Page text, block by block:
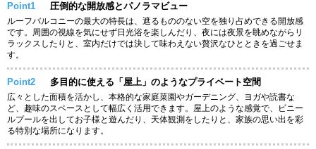
Point1 圧倒的な開放感とパノラマビュー
ルーフバルコニーの最大の特長は、遮るもののない空を独り占めできる開放感
です。周囲の視線を気にせず日光浴を楽しんだり、夜には夜景を眺めながらリ
ラックスしたりと、室内だけでは決して味わえない贅沢なひとときを過ごせま
す。
Point2 多目的に使える「屋上」のようなプライベート空間
広々とした面積を活かし、本格的な家庭菜園やガーデニング、ヨガや読書な
ど、趣味のスペースとして幅広く活用できます。屋上のような感覚で、ビニー
ルプールを出してお子様と遊んだり、天体観測をしたりと、家族の思い出を彩
る特別な場所になります。